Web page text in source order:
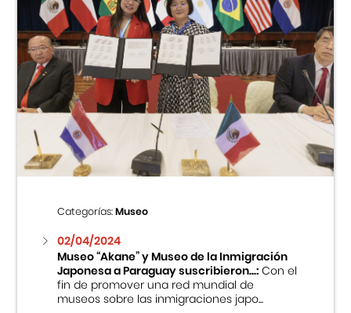
Categorías:Museo
02/04/2024
Museo “Akane” y Museo de la Inmigración
Japonesa a Paraguay suscribieron...:Con el
fin de promover una red mundial de
museos sobre las inmigraciones japo...